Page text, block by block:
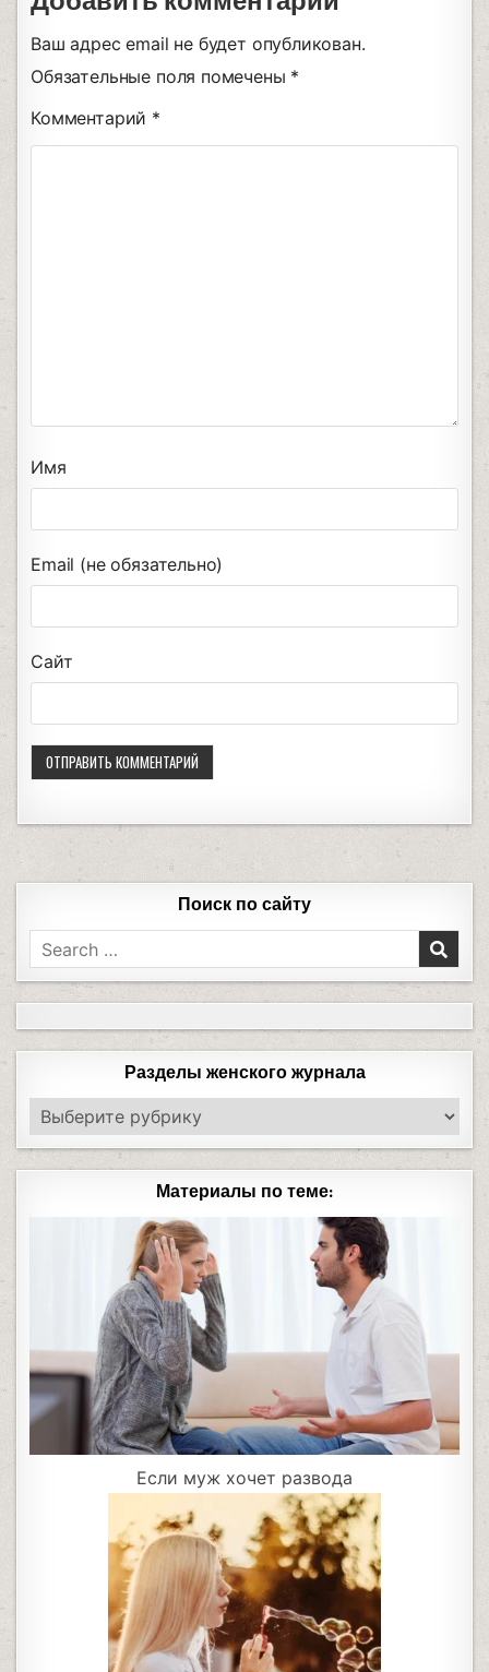
Ваш адрес email не будет опубликован.
Обязательные поля помечены *
Комментарий *
Имя
Email (не обязательно)
Сайт
Поиск по сайту
Разделы женского журнала
Материалы по теме:
Если муж хочет развода